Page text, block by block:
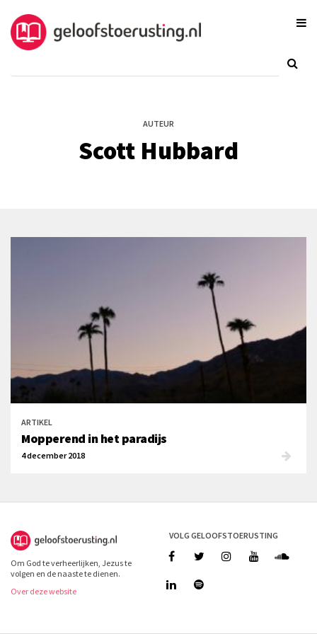
AUTEUR
Scott Hubbard
ARTIKEL
Mopperend in het paradijs
4 december 2018
Om God te verheerlijken, Jezus te
volgen en de naaste te dienen.
Over deze website
VOLG GELOOFSTOERUSTING